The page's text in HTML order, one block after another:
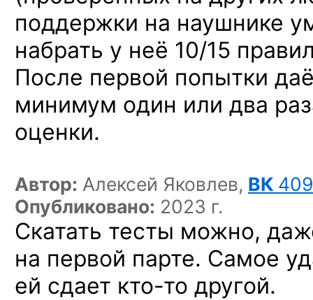
поддержки на наушнике
набрать у неё 10/15
После первой попытки
минимум один или два
оценки.
Автор: Алексей Яковлев, ВК
Опубликовано: 2023 г.
Скатать тесты можно,
на первой парте. Самое
ей сдает кто-то другой.